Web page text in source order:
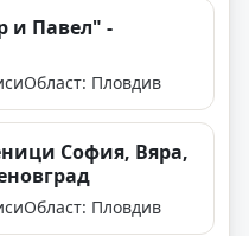
и Павел" -
Област: Пловдив
София, Вяра,
Област: Пловдив